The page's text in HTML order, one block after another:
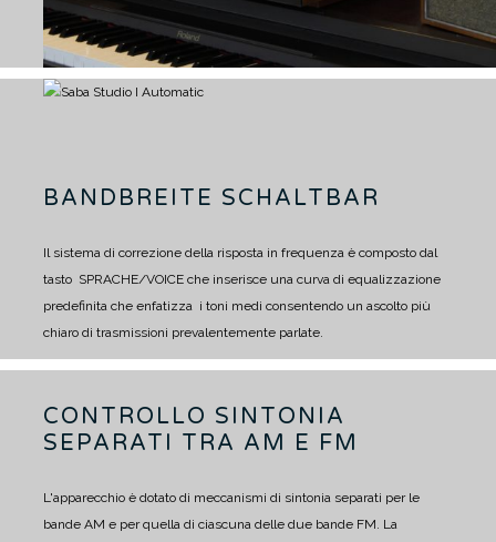
BANDBREITE SCHALTBAR
Il sistema di correzione della risposta in frequenza è composto dal
tasto SPRACHE/VOICE che inserisce una curva di equalizzazione
predefinita che enfatizza i toni medi consentendo un ascolto più
chiaro di trasmissioni prevalentemente parlate.
CONTROLLO SINTONIA
SEPARATI TRA AM E FM
L'apparecchio è dotato di meccanismi di sintonia separati per le
bande AM e per quella di ciascuna delle due bande FM. La